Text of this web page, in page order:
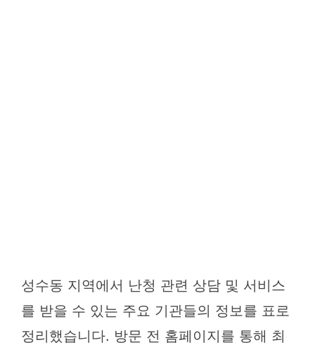
성수동 지역에서 난청 관련 상담 및 서비스
를 받을 수 있는 주요 기관들의 정보를 표로
정리했습니다. 방문 전 홈페이지를 통해 최